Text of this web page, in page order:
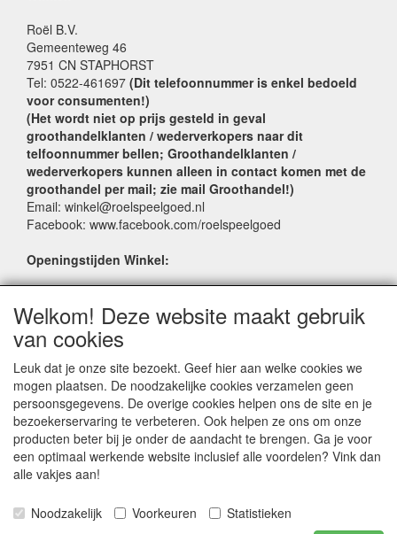
Roël B.V.
Gemeenteweg 46
7951 CN STAPHORST
Tel: 0522-461697 (Dit telefoonnummer is enkel bedoeld
voor consumenten!)
(Het wordt niet op prijs gesteld in geval
groothandelklanten / wederverkopers naar dit
telfoonnummer bellen; Groothandelklanten /
wederverkopers kunnen alleen in contact komen met de
groothandel per mail; zie mail Groothandel!)
Email: winkel@roelspeelgoed.nl
Facebook: www.facebook.com/roelspeelgoed
Openingstijden Winkel:
Zaterdag: 9:00 - 17:00
Donderdagavond koopavond: 19:00 - 21:00
SERVICE
Verkoopadressen
Webwinkels
Bestelvoorwaarden
Partner Groothandels
Algemene voorwaarden
Welkom! Deze website maakt gebruik
van cookies
Leuk dat je onze site bezoekt. Geef hier aan welke cookies we
mogen plaatsen. De noodzakelijke cookies verzamelen geen
persoonsgegevens. De overige cookies helpen ons de site en je
bezoekerservaring te verbeteren. Ook helpen ze ons om onze
producten beter bij je onder de aandacht te brengen. Ga je voor
een optimaal werkende website inclusief alle voordelen? Vink dan
alle vakjes aan!
Noodzakelijk Voorkeuren
Statistieken